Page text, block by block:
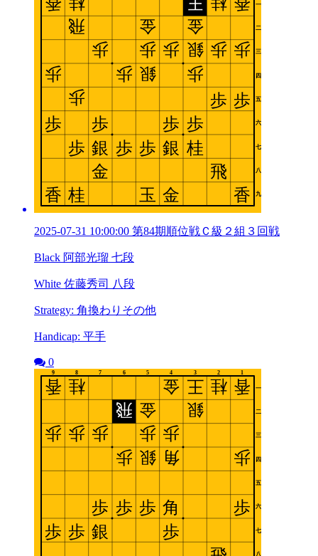
2025-07-31 10:00:00 第84期順位戦Ｃ級２組３回戦
Black 阿部光瑠 七段
White 佐藤秀司 八段
Strategy: 角換わりその他
Handicap: 平手
0